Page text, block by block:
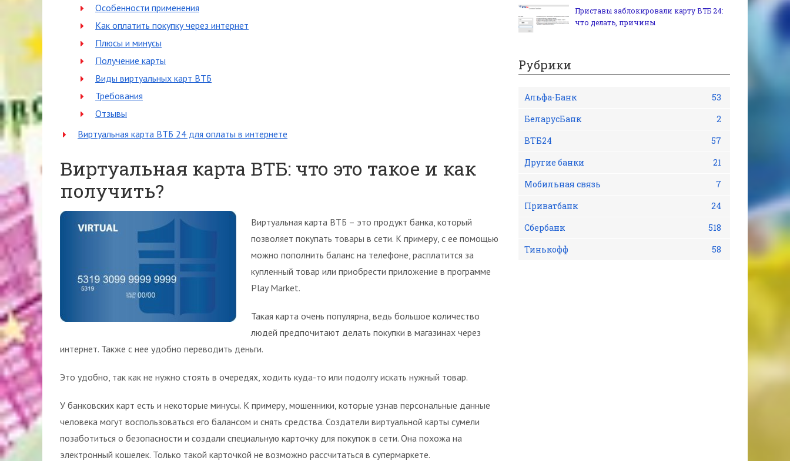
Особенности применения
Как оплатить покупку через интернет
Плюсы и минусы
Получение карты
Виды виртуальных карт ВТБ
Требования
Отзывы
Виртуальная карта ВТБ 24 для оплаты в интернете
Виртуальная карта ВТБ: что это такое и как
получить?
Виртуальная карта ВТБ – это продукт банка, который
позволяет покупать товары в сети. К примеру, с ее помощью
можно пополнить баланс на телефоне, расплатится за
купленный товар или приобрести приложение в программе
Play Market.
Такая карта очень популярна, ведь большое количество
людей предпочитают делать покупки в магазинах через
интернет. Также с нее удобно переводить деньги.
Это удобно, так как не нужно стоять в очередях, ходить куда-то или подолгу искать нужный товар.
У банковских карт есть и некоторые минусы. К примеру, мошенники, которые узнав персональные данные
человека могут воспользоваться его балансом и снять средства. Создатели виртуальной карты сумели
позаботиться о безопасности и создали специальную карточку для покупок в сети. Она похожа на
электронный кошелек. Только такой карточкой не возможно рассчитаться в супермаркете.
Приставы заблокировали карту ВТБ 24:
что делать, причины
Рубрики
Альфа-Банк
53
БеларусБанк
2
ВТБ24
57
Другие банки
21
Мобильная связь
7
Приватбанк
24
Сбербанк
518
Тинькофф
58